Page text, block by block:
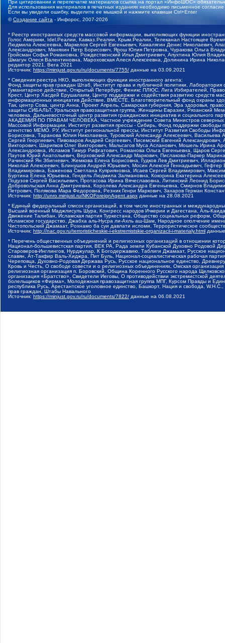
При цитировании и перепечатке материалов ссылка на портал «ИнфоШОС»
Для использования материалов в печатных изданиях необходимо письменное
Если вы увидели ошибку, выделите ее мышкой и нажмите клавиши Ctrl+Enter
©Создание сайта - Инфорос, 2007-2026
* Реестр иностранных средств массовой информации, выполняющих функции
Голос Америки, Idel.Реалии, Кавказ.Реалии, Крым.Реалии, Телеканал Настоящее
Людмила Алексеевна, Маркелов Сергей Евгеньевич, Камалягин Денис Николаевич,
Александрович, Маняхин Петр Борисович, Ярош Юлия Петровна, Чуракова Ольга
Гройсман Софья Романовна, Рождественский Илья Дмитриевич, Апухтина Юлия
Шмагун Олеся Валентиновна, Мароховская Алеся Алексеевна, Долинина Ирина
редактор 2021, Вега 2021
Источник: https://minjust.gov.ru/ru/documents/7755/ данные на 03.09.2021
* Сведения реестра НКО, выполняющих функции иностранного агента:
Фонд защиты прав граждан Штаб, Институт права и публичной политики,
Гуманитарное действие, Открытый Петербург, Феникс ПЛЮС, Лига Избирателей,
Крест, Центр Хасдей Ерушалаим, Центр поддержки и содействия развитию средств
информационных инициатив Действие, ВМЕСТЕ, Благотворительный фонд охраны
Так, центр Сова, центр Анна, Проект Апрель, Самарская губерния, Эра здоровья,
защиты СИБАЛЬТ, Уральская правозащитная группа, Женщины Евразии, Рязанский
человека, Дальневосточный центр развития гражданских инициатив и социального
АКАДЕМИЯ ПО ПРАВАМ ЧЕЛОВЕКА, Частное учреждение Совета Министров северных
Массовой Информации, Институт развития прессы - Сибирь, Фонд поддержки
агентство МЕМО. РУ, Институт региональной прессы, Институт Развития Свободы
Борисовна, Таранова Юлия Николаевна, Туровский Александр Алексеевич,
Сергей Георгиевич, Пивоваров Андрей Сергеевич, Писемский Евгений
Викторович, Шарипков Олег Викторович, Мальсагов Муса Асланович, Мошель Ирина
Александровна, Исламов Тимур Рифгатович, Романова Ольга Евгеньевна, Щаров
Паутов Юрий Анатольевич, Верховский Александр Маркович, Пислакова-Паркер
Рачинский Ян Збигневич, Жемкова Елена Борисовна, Гудков Лев Дмитриевич,
Николай Алексеевич, Блинушов Андрей Юрьевич, Мосин Алексей Геннадьевич,
Владимировна, Баженова Светлана Куприяновна, Исаев Сергей Владимирович,
Буртина Елена Юрьевна, Гендель Людмила Залмановна, Кокорина Екатерина
Подузов Сергей Васильевич, Протасова Ирина Вячеславовна, Литинский Леонид
Добровольская Анна Дмитриевна, Королева Александра Евгеньевна, Смирнов
Петрович, Полякова Мара Федоровна, Резник Генри Маркович, Захаров Герман
Источник: http://unro.minjust.ru/NKOForeignAgent.aspx данные на 28.08.2021
* Единый федеральный список организаций, в том числе иностранных и
Высший военный Маджлисуль Шура, Конгресс народов Ичкерии и Дагестана, Аль-
Движение Талибан, Исламская партия Туркестана, Общество социальных реформ,
Исламское государство, Джабха аль-Нусра ли-Ахль аш-Шам, Народное ополчение
Чистопольский Джамаат, Рохнамо ба суи давлати исломи, Террористическое
Источник: http://nac.gov.ru/terroristicheskie-i-ekstremistskie-organizacii-i-materialy.html
* Перечень общественных объединений и религиозных организаций в отношении
Национал-большевистская партия, ВЕК РА, Рада земли Кубанской Духовно Родовой
Староверов-Инглингов, Нурджулар, К Богодержавию, Таблиги Джамаат, Русское
славян, Ат-Такфир Валь-Хиджра, Пит Буль, Национал-социалистическая рабочая
Череповца, Духовно-Родовая Держава Русь, Русское национальное единство,
Кровь и Честь, О свободе совести и о религиозных объединениях, Омская
религиозная организация п. Боровский, Община Коренного Русского народа
организация «Братство», Свидетели Иеговы, О противодействии экстремистской
болельщиков «Фирма», Молодежная правозащитная группа МПГ, Курсом Правды и
республика Русь, Арестантское уголовное единство, Башкорт, Нация и свобода,
прав граждан, Штабы Навального
Источник: https://minjust.gov.ru/ru/documents/7822/ данные на 06.08.2021